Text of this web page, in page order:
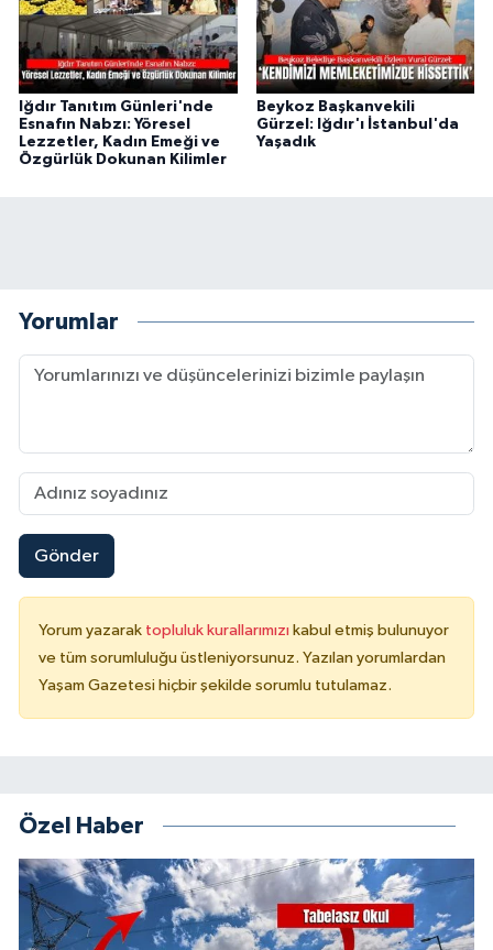
Iğdır Tanıtım Günleri'nde
Esnafın Nabzı: Yöresel
Lezzetler, Kadın Emeği ve
Özgürlük Dokunan Kilimler
Beykoz Başkanvekili
Gürzel: Iğdır'ı İstanbul'da
Yaşadık
Yorumlar
Gönder
Yorum yazarak topluluk kurallarımızı kabul etmiş bulunuyor
ve tüm sorumluluğu üstleniyorsunuz. Yazılan yorumlardan
Yaşam Gazetesi hiçbir şekilde sorumlu tutulamaz.
Özel Haber